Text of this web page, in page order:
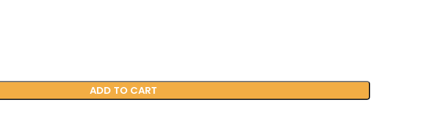
ADD TO CART